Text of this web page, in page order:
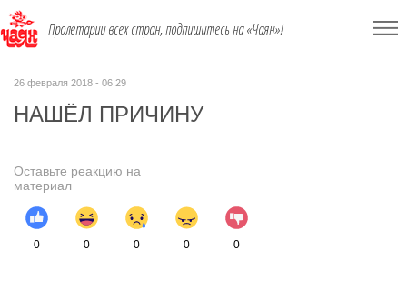
Пролетарии всех стран, подпишитесь на «Чаян»!
26 февраля 2018 - 06:29
НАШЁЛ ПРИЧИНУ
Оставьте реакцию на
материал
0 0 0 0 0